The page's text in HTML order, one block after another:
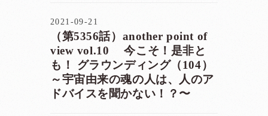
2021-09-21
（第5356話）another point of
view vol.10 今こそ！是非と
も！ グラウンディング（104）
～宇宙由来の魂の人は、人のア
ドバイスを聞かない！？〜